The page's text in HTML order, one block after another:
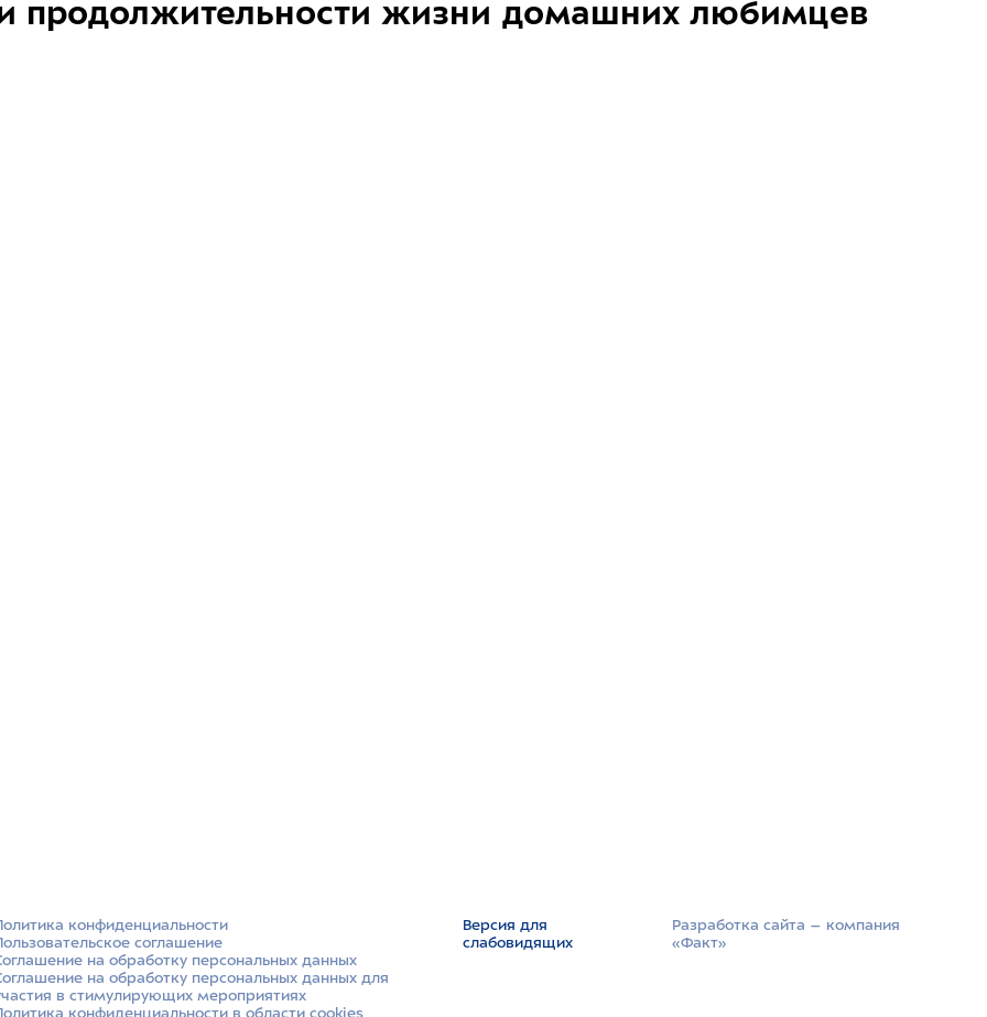
продолжительности жизни домашних любимцев
конфиденциальности
соглашение
на обработку персональных данных
на обработку персональных данных для
в стимулирующих мероприятиях
конфиденциальности в области cookies
Версия для
слабовидящих
Разработка сайта –­ компания
«Факт»